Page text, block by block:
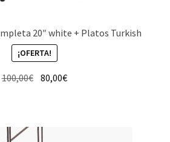
20″ white + Platos Turkish
¡OFERTA!
100,00€ El
100,00€.
80,00€El